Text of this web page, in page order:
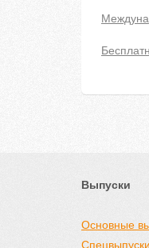
Выпуски
Основные
Спецвыпуски